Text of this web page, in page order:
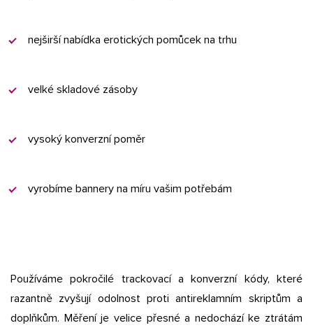
nejširší nabídka erotických pomůcek na trhu
velké skladové zásoby
vysoký konverzní poměr
vyrobíme bannery na míru vašim potřebám
Používáme pokročilé trackovací a konverzní kódy, které
razantně zvyšují odolnost proti antireklamním skriptům a
doplňkům. Měření je velice přesné a nedochází ke ztrátám